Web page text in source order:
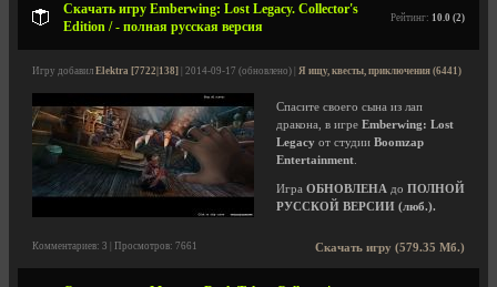
Скачать игру Emberwing: Lost Legacy. Collector's
Edition / - полная русская версия
Рейтинг: 10.0 (2)
Игру добавил Elektra [7722|138] | 2014-09-17 (обновлено) | Я ищу, квесты, приключения (6441)
Спасите своего сына из лап
дракона, в игре Emberwing: Lost
Legacy от студии Boomzap
Entertainment
Игра ОБНОВЛЕНА до ПОЛНОЙ
РУССКОЙ ВЕРСИИ (люб.).
Скачать игру (579.35 Мб.)
Комментариев: 3 | Просмотров: 7661